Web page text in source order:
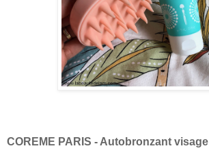
COREME PARIS - Autobronzant visage